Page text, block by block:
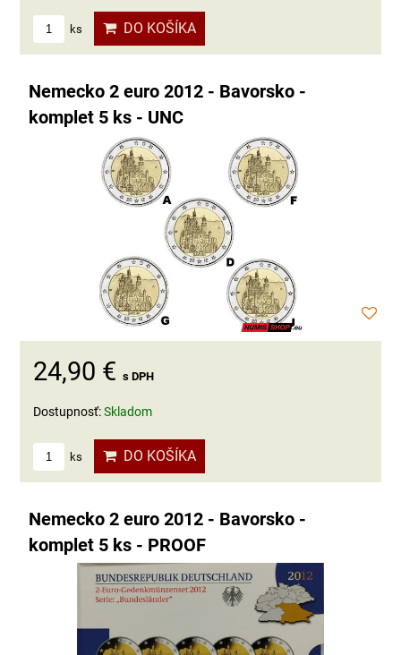
ks DO KOŠÍKA
Nemecko 2 euro 2012 - Bavorsko -
komplet 5 ks - UNC
24,90 € s DPH
Dostupnosť:Skladom
ks DO KOŠÍKA
Nemecko 2 euro 2012 - Bavorsko -
komplet 5 ks - PROOF